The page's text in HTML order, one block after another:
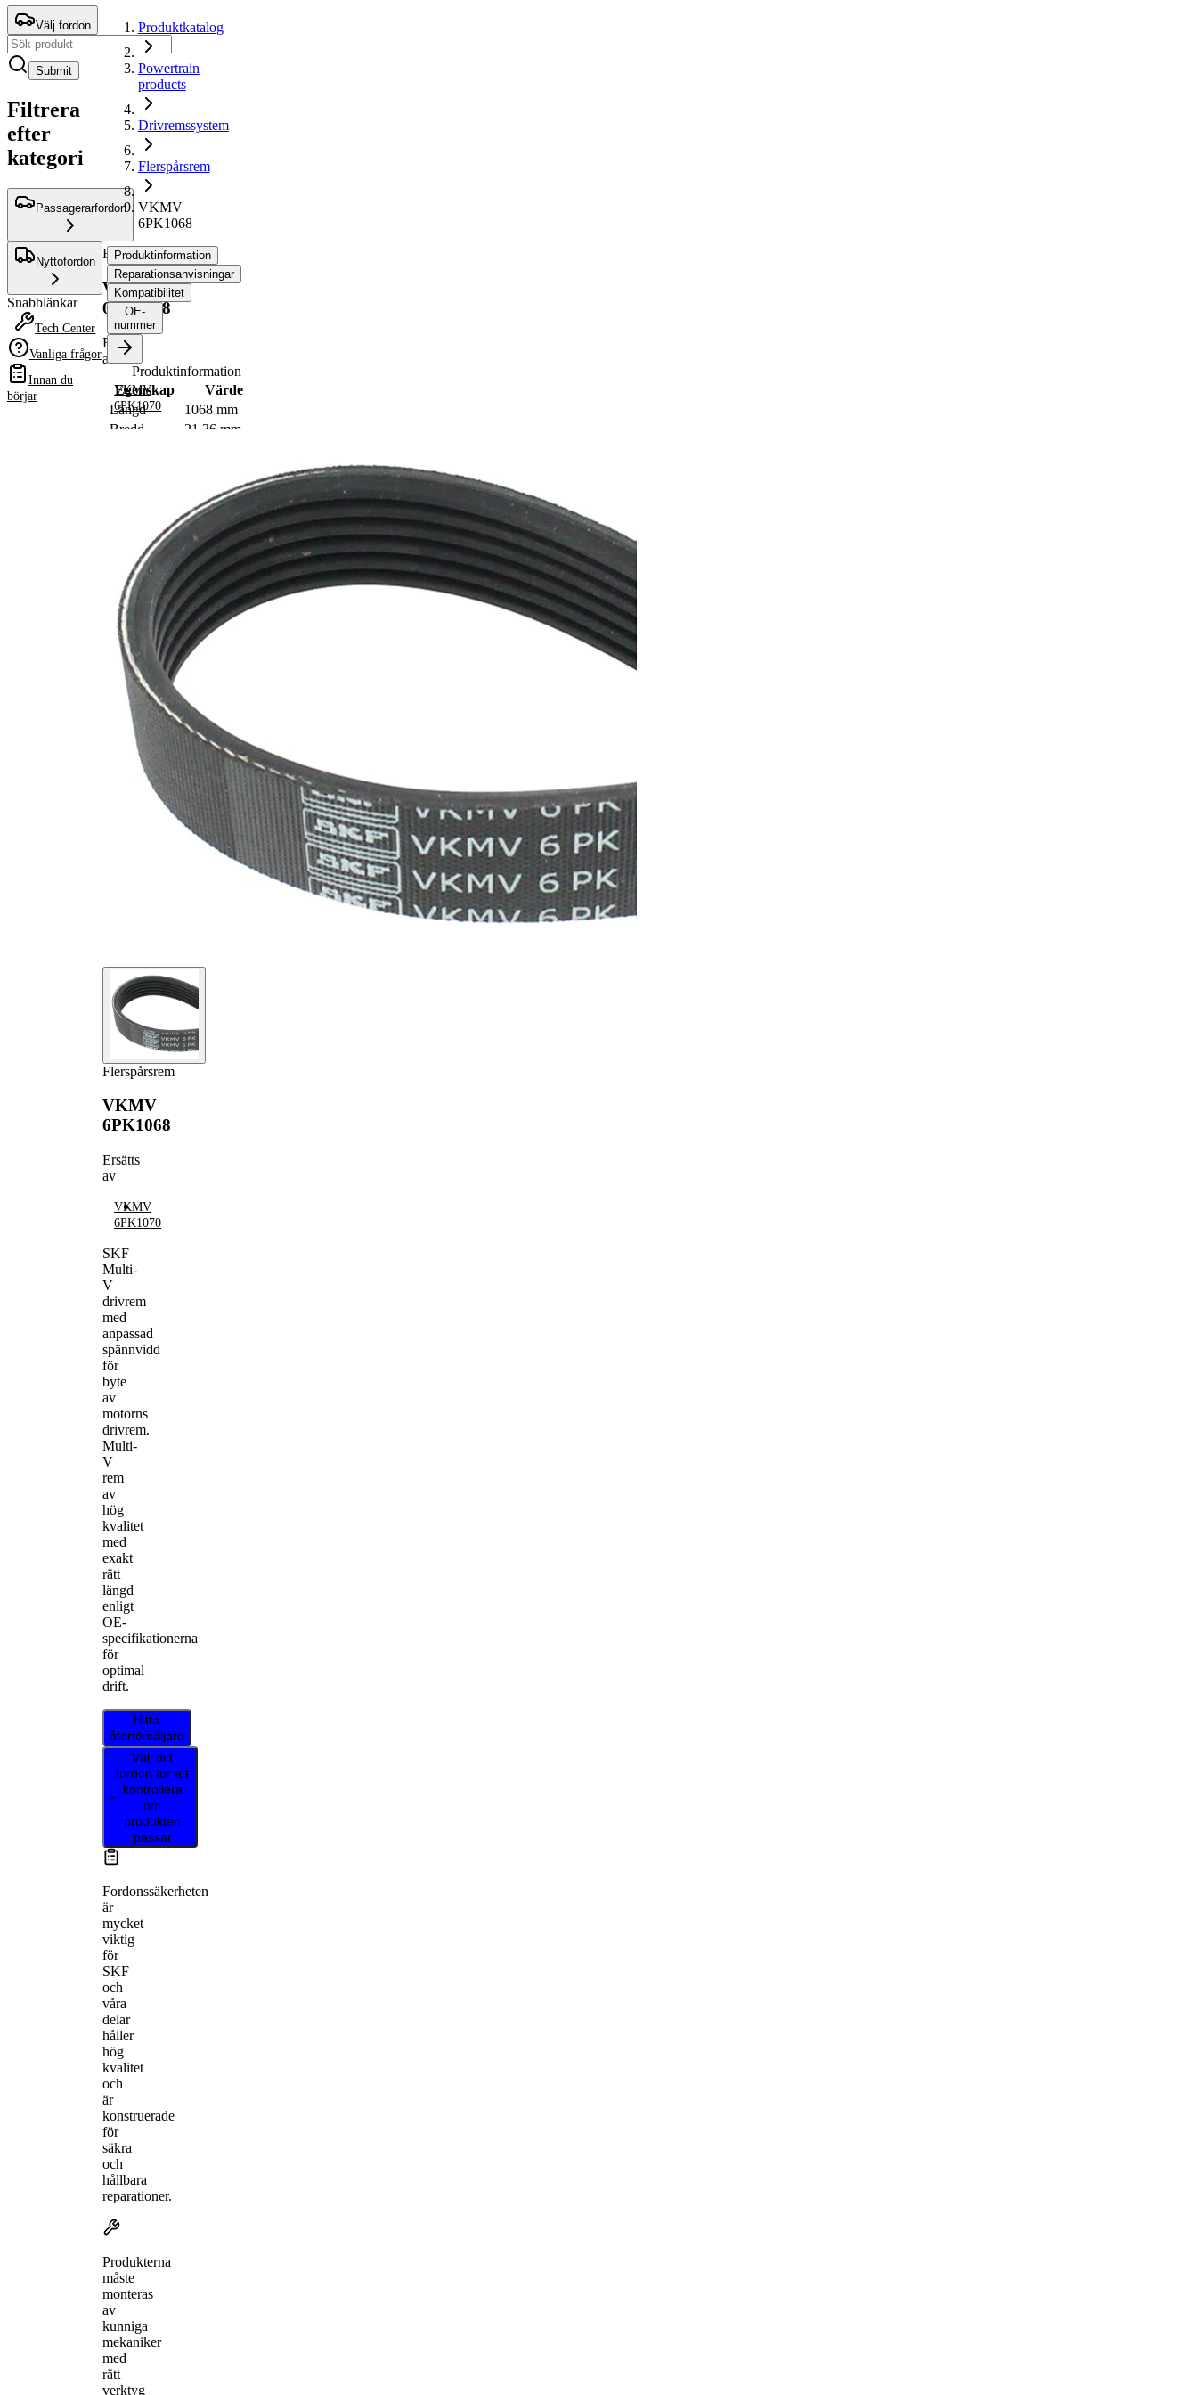
Välj fordon
Submit
Filtrera
efter
kategori
Passagerarfordon
Nyttofordon
Snabblänkar
Tech Center
Vanliga frågor
Innan du
börjar
Produktkatalog
Powertrain
products
Drivremssystem
Flerspårsrem
VKMV
6PK1068
Flerspårsrem
VKMV
6PK1068
Ersätts
av
VKMV
6PK1070
Flerspårsrem
VKMV
6PK1068
Ersätts
av
VKMV
6PK1070
SKF
Multi-
V
drivrem
med
anpassad
spännvidd
för
byte
av
motorns
drivrem.
Multi-
V
rem
av
hög
kvalitet
med
exakt
rätt
längd
enligt
OE-
specifikationerna
för
optimal
drift.
Hitta
återförsäljare
Välj ditt
fordon för att
kontrollera
om
produkten
passar
Fordonssäkerheten
är
mycket
viktig
för
SKF
och
våra
delar
håller
hög
kvalitet
och
är
konstruerade
för
säkra
och
hållbara
reparationer.
Produkterna
måste
monteras
av
kunniga
mekaniker
med
rätt
verktyg
Produktinformation
Reparationsanvisningar
Kompatibilitet
OE-
nummer
Produktinformation
Egenskap
Värde
Längd
1068 mm
Bredd
21,36 mm
Inga SVHC-
substanser
tillhanda!
Remmaterial
EPDM
(etylpropylen-
dien-gummi)